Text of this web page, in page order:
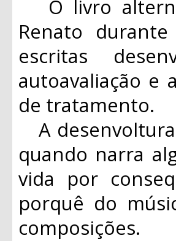
O livro
Renato
escritas
autoavaliação e
de tratamento.
A
quando narra
vida por
porquê do
composições.